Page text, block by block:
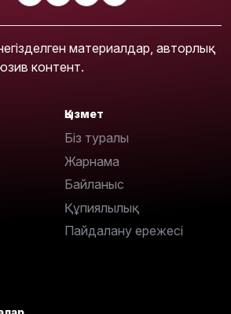
материалдар, авторлық
контент.
Қызмет
Біз туралы
Жарнама
Байланыс
Құпиялылық
Пайдалану ережесі